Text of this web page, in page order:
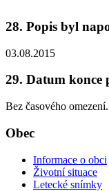
28. Popis byl
03.08.2015
29. Datum konce
Bez časového omezení.
Obec
Informace o obci
Životní situace
Letecké snímky